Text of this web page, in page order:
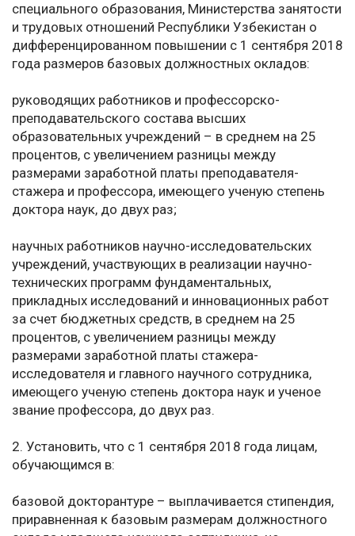
специального образования, Министерства занятости
и трудовых отношений Республики Узбекистан о
дифференцированном повышении с 1 сентября 2018
года размеров базовых должностных окладов:
руководящих работников и профессорско-
преподавательского состава высших
образовательных учреждений – в среднем на 25
процентов, с увеличением разницы между
размерами заработной платы преподавателя-
стажера и профессора, имеющего ученую степень
доктора наук, до двух раз;
научных работников научно-исследовательских
учреждений, участвующих в реализации научно-
технических программ фундаментальных,
прикладных исследований и инновационных работ
за счет бюджетных средств, в среднем на 25
процентов, с увеличением разницы между
размерами заработной платы стажера-
исследователя и главного научного сотрудника,
имеющего ученую степень доктора наук и ученое
звание профессора, до двух раз.
2. Установить, что с 1 сентября 2018 года лицам,
обучающимся в:
базовой докторантуре – выплачивается стипендия,
приравненная к базовым размерам должностного